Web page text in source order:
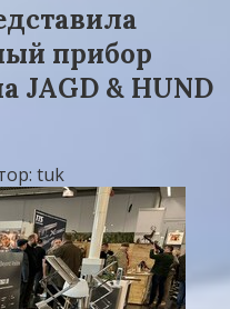
прибор
JAGD & HUND
tuk